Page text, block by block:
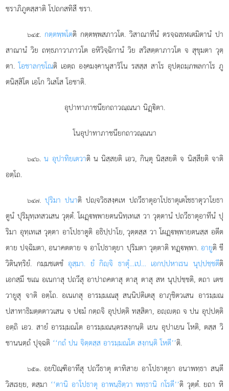
ชราภิภูตสฺสาติ โปถกสทิสี ชรา.
๖๔๕. กตฺตพฺพโตติ กตฺตพฺพสภาวโต. วิสาณาทีนํ ตรจฺฉเขฬเตมิตานํ ปา
สาณานํ วิย ถทฺธภาวาภาวโต อหิวิจฺฉิกานํ วิย สวิสตฺตาภาวโต จ สุขุมตา วุตฺ
ตา.โอชาลกฺขโณติ เอตฺถ องฺคมงฺคานุสาริโน รสสฺส สาโร อุปตฺถมฺภพลกาโร ภู
ตนิสฺสิโต เอโก วิเสโส โอชาติ.
อุปาทาภาชนียกถาวณฺณนา นิฏฺิตา.
โนอุปาทาภาชนียกถาวณฺณนา
๖๔๖.น อุปาทิยเตวาติ น นิสฺสยติ เอว, กินฺตุ นิสฺสยติ จ นิสฺสียติ จาติ
อตฺโถ.
๖๔๗. ปุริมา ปนาติ ปฺจวิธสงฺคเห ปถวีธาตุอาโปธาตุเตโชธาตุวาโยธา
ตูนํ ปุริมุทฺเทสวเสน วุตฺตํ. โผฏฺพฺพายตนนิทฺเทเส วา วุตฺตานํ ปถวีธาตุอาทีนํ ปุ
ริมา อุทฺเทเส วุตฺตา อาโปธาตูติ อธิปฺปาโย, วุตฺตสฺส วา โผฏฺพฺพายตนสฺส อตีต
ตาย ปจฺฉิมตา, อนาคตตาย จ อาโปธาตุยา ปุริมตา วุตฺตาติ ทฏฺพฺพา. อายูติ ชี
วิตินฺทฺริยํ. กมฺมชเตชํอุสฺมา. ยํ กิฺจิ ธาตุํ…เป… เอกปฺปหาเรน นุปฺปชฺชตีติ
เอกสฺมึ ขเณ อเนกาสุ ปถวีสุ อาปาถคตาสุ ตาสุ ตาสุ สห นุปฺปชฺชติ, ตถา เตช
วายูสุ จาติ อตฺโถ. อเนเกสุ อารมฺมเณสุ สนฺนิปติเตสุ อาภุชิตวเสน อารมฺมณ
ปสาทาธิมตฺตตาวเสน จ ปมํ กตฺถจิ อุปฺปตฺติทสฺสิตา, อฺตฺถ จ ปน อุปฺปตฺติ
อตฺถิ เอว. สายํ อารมฺมณโต อารมฺมณนฺตรสงฺกนฺติ เยน อุปาเยน โหติ, ตสฺส วิ
ชานนตฺถํ ปุจฺฉติ ‘‘กถํ ปน จิตฺตสฺส อารมฺมณโต สงฺกนฺติ โหตี’’ติ.
๖๕๑. อยปิณฺฑิอาทีสุ ปถวีธาตุ ตาทิสาย อาโปธาตุยา อนาพทฺธา สนฺตี
วิสเรยฺย, ตสฺมา ‘‘ตานิ อาโปธาตุ อาพนฺธิตฺวา พทฺธานิ กโรตี’’ติ วุตฺตํ. ยถา หิ